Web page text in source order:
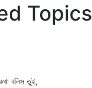
Topics
তুই,